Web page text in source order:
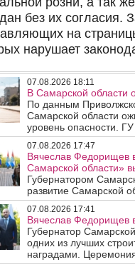
07.08.2026 18:11
В Самарской области
По данным
Самарской области
уровень опасности.
07.08.2026 17:47
Вячеслав Федорищев
Самарской области»
Губернатором
развитие Самарской
07.08.2026 17:41
Вячеслав Федорищев
Губернатор
одних из лучших
наградами.